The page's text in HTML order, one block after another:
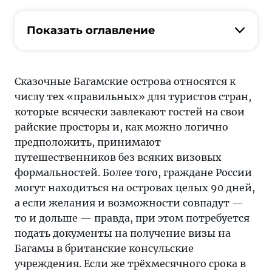
Показать оглавление
Сказочные Багамские острова относятся к
числу тех «правильных» для туристов стран,
которые всячески завлекают гостей на свои
райские просторы и, как можно логично
предположить, принимают
путешественников без всяких визовых
формальностей. Более того, граждане России
могут находиться на островах целых 90 дней,
а если желания и возможности совпадут —
то и дольше — правда, при этом потребуется
подать документы на получение визы на
Багамы в британские консульские
учреждения. Если же трёхмесячного срока в